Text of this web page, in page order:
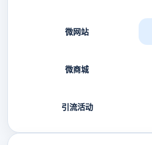
微网站
微商城
引流活动